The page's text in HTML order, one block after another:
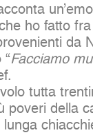
ho fatto
da
Facciamo
tutta
poveri della